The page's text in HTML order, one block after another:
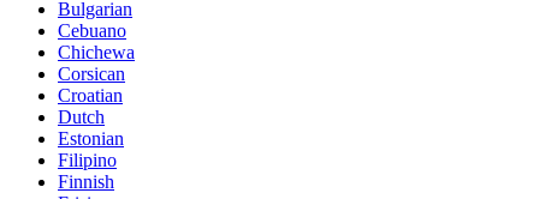
Bulgarian
Cebuano
Chichewa
Corsican
Croatian
Dutch
Estonian
Filipino
Finnish